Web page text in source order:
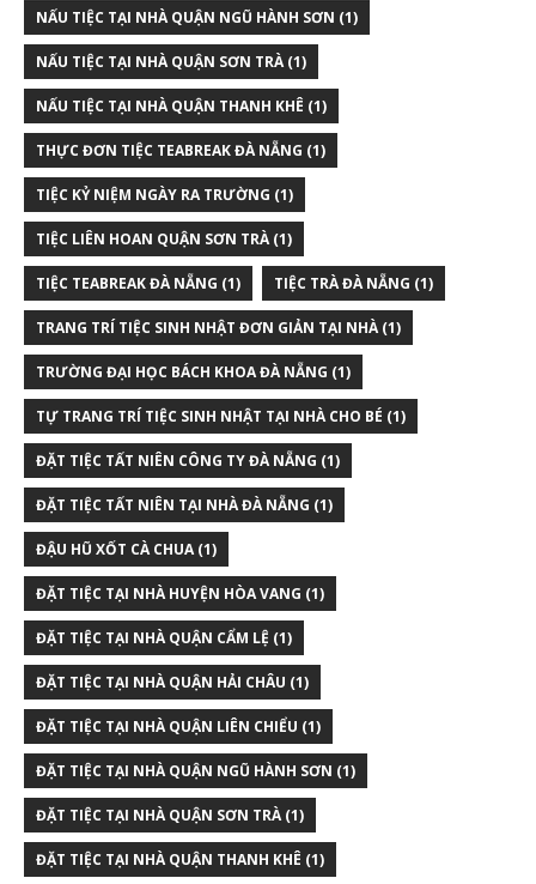
NẤU TIỆC TẠI NHÀ QUẬN NGŨ HÀNH SƠN (1)
NẤU TIỆC TẠI NHÀ QUẬN SƠN TRÀ(1)
NẤU TIỆC TẠI NHÀ QUẬN THANH KHÊ (1)
THỰC ĐƠN TIỆC TEABREAK ĐÀ NẴNG (1)
TIỆC KỶ NIỆM NGÀY RA TRƯỜNG (1)
TIỆC LIÊN HOAN QUẬN SƠN TRÀ(1)
TIỆC TEABREAK ĐÀ NẴNG (1) TIỆC TRÀ ĐÀ NẴNG (1)
TRANG TRÍ TIỆC SINH NHẬT ĐƠN GIẢN TẠI NHÀ(1)
TRƯỜNG ĐẠI HỌC BÁCH KHOA ĐÀ NẴNG (1)
TỰ TRANG TRÍ TIỆC SINH NHẬT TẠI NHÀ CHO BÉ (1)
ĐẶT TIỆC TẤT NIÊN CÔNG TY ĐÀ NẴNG (1)
ĐẶT TIỆC TẤT NIÊN TẠI NHÀ ĐÀ NẴNG (1)
ĐẬU HŨ XỐT CÀ CHUA(1)
ĐẶT TIỆC TẠI NHÀ HUYỆN HÒA VANG (1)
ĐẶT TIỆC TẠI NHÀ QUẬN CẨM LỆ (1)
ĐẶT TIỆC TẠI NHÀ QUẬN HẢI CHÂU (1)
ĐẶT TIỆC TẠI NHÀ QUẬN LIÊN CHIỂU (1)
ĐẶT TIỆC TẠI NHÀ QUẬN NGŨ HÀNH SƠN (1)
ĐẶT TIỆC TẠI NHÀ QUẬN SƠN TRÀ(1)
ĐẶT TIỆC TẠI NHÀ QUẬN THANH KHÊ (1)